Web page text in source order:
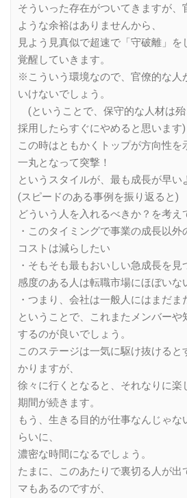
そういった存在がついてきますが、
ような余裕はありませんから、
見よう見真似で超速で「守破離」
覚醒していきます。
※こういう環境なので、官僚的な人
いけないでしょう。
(ということで、保守的な人材は殆
採用したらすぐにやめると思います)
この時はともかくトップが方向性を
一丸となって突撃！
というスタイルが、最も成長が早い
(スピードのある事例を振り返ると)
どういう人を入れるべきか？を考え
・このタイミングで事業の成長以
コストは減らしたい
・そもそも最もおいしい急成長を
感度のある人は転職市場にほぼいな
・つまり、会社は一般人にはまだま
ということで、これまたメンバーや
するのが良いでしょう。
このステージは一気に駆け抜けると
かりますが、
徐々に行くとなると、それなりに楽
期間が続きます。
もう、生きる目的が仕事なんじゃな
らいに、
濃密な時間になるでしょう。
たまに、このあたりで裏切る人が出
マもあるのですが、